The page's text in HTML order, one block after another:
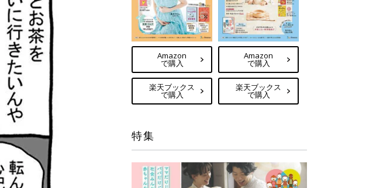
Amazon
で購入
楽天ブックス
で購入
Amazon
で購入
楽天ブックス
で購入
特集